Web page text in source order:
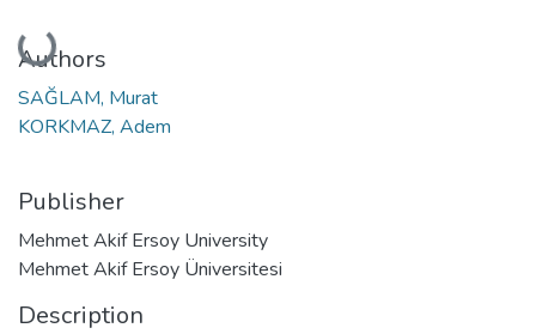
Loading...
Authors
SAĞLAM, Murat
KORKMAZ, Adem
Publisher
Mehmet Akif Ersoy University
Mehmet Akif Ersoy Üniversitesi
Description